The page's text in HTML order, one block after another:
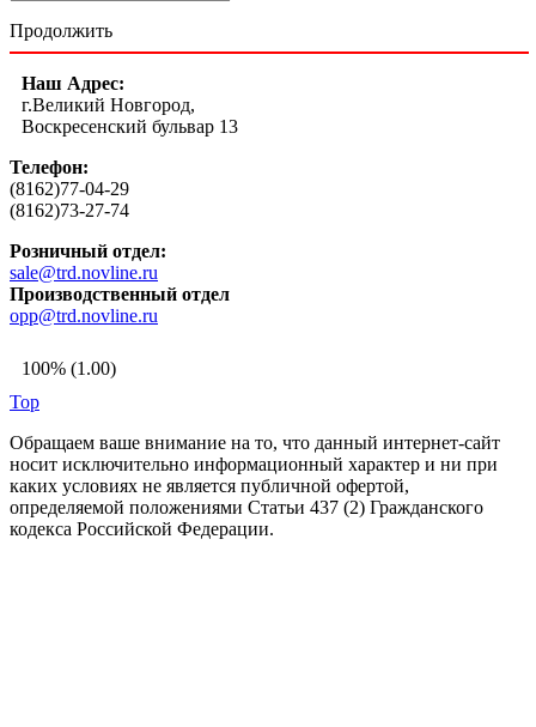
Продолжить
Наш Адрес:
г.Великий Новгород,
Воскресенский бульвар 13
Телефон:
(8162)77-04-29
(8162)73-27-74
Розничный отдел:
sale@trd.novline.ru
Производственный отдел
opp@trd.novline.ru
100% (1.00)
Top
Обращаем ваше внимание на то, что данный интернет-сайт
носит исключительно информационный характер и ни при
каких условиях не является публичной офертой,
определяемой положениями Статьи 437 (2) Гражданского
кодекса Российской Федерации.